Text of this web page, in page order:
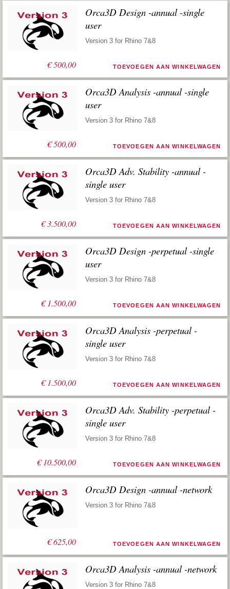
€500,00
Orca3D Design -annual -single
user
Version 3 for Rhino 7&8
TOEVOEGEN AAN WINKELWAGEN
€500,00
Orca3D Analysis -annual -single
user
Version 3 for Rhino 7&8
TOEVOEGEN AAN WINKELWAGEN
€3.500,00
Orca3D Adv. Stability -annual -
single user
Version 3 for Rhino 7&8
TOEVOEGEN AAN WINKELWAGEN
€1.500,00
Orca3D Design -perpetual -single
user
Version 3 for Rhino 7&8
TOEVOEGEN AAN WINKELWAGEN
€1.500,00
Orca3D Analysis -perpetual -
single user
Version 3 for Rhino 7&8
TOEVOEGEN AAN WINKELWAGEN
€10.500,00
Orca3D Adv. Stability -perpetual -
single user
Version 3 for Rhino 7&8
TOEVOEGEN AAN WINKELWAGEN
€625,00
Orca3D Design -annual -network
Version 3 for Rhino 7&8
TOEVOEGEN AAN WINKELWAGEN
Orca3D Analysis -annual -network
Version 3 for Rhino 7&8